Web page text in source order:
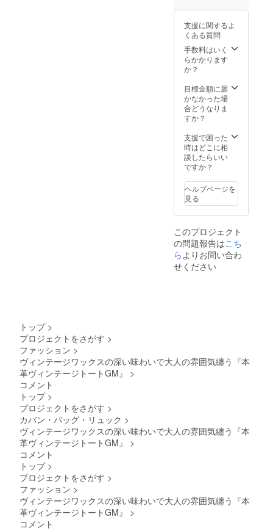
合等に
より出
荷時期
が遅れ
る場合
があり
ご了承
くださ
いま
※デザイ
ン・仕
様・内
容品は
変更に
なる可
ます。
ご了承
くださ
状況、
使用部
材の供
給状
品工程
上の都
合等に
より出
が遅れ
る場合
があり
ますの
で予め
ラーを1
びくだ
さい。
■プロ
ジェク
申し込
み順に
発送致
送予定
2024年
7月末 ※
発送は
となり
ます。
※デザイ
ン・仕
容品は
変更に
なる可
能性も
ござい
給状
況、製
が遅れ
る場合
いま
せ。
支援に関するよ
くある質問
手数料はいく
らかかります
か？
目標金額に届
かなかった場
合どうなりま
すか？
支援で困った
時はどこに相
談したらいい
ですか？
ヘルプページを
見る
このプロジェクト
の問題報告はこち
らよりお問い合わ
せください
トップ >
プロジェクトをさがす >
ファッション >
ヴィンテージワックスの深い味わいで大人の雰囲気纏う『本
革ヴィンテージトートGM』
>
コメント
トップ >
プロジェクトをさがす >
カバン・バッグ・リュック >
ヴィンテージワックスの深い味わいで大人の雰囲気纏う『本
革ヴィンテージトートGM』
>
コメント
トップ >
プロジェクトをさがす >
ファッション >
ヴィンテージワックスの深い味わいで大人の雰囲気纏う『本
革ヴィンテージトートGM』
>
コメント